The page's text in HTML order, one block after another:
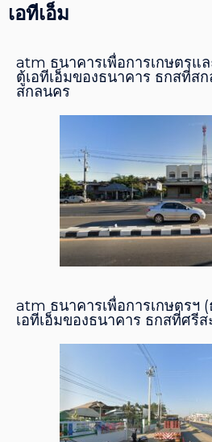
เอทีเอ็ม
atm ธนาคารเพื่อการเกษตรแ
ตู้เอทีเอ็มของธนาคาร ธกสที่สก
สกลนคร
atm ธนาคารเพื่อการเกษตรฯ
เอทีเอ็มของธนาคาร ธกสที่ศรี